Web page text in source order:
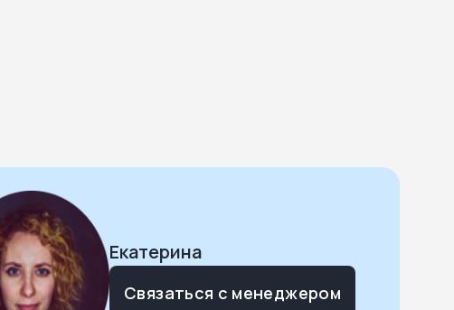
Екатерина
Связаться с менеджером